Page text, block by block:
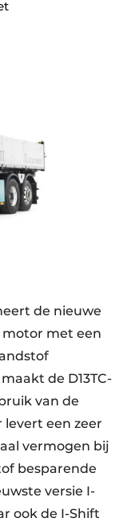
de nieuwe
met een
de D13TC-
van de
een zeer
vermogen bij
besparende
versie I-
ook de I-Shift